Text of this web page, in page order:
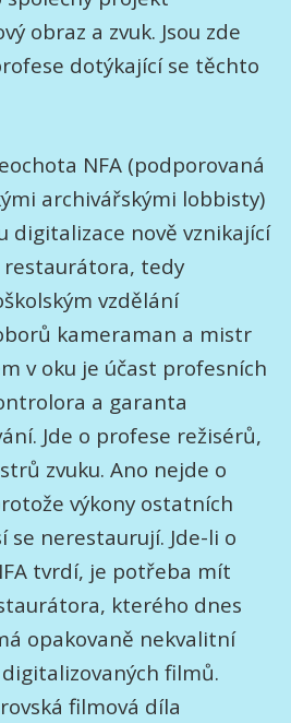
obraz a zvuk. Jsou zde
dotýkající se těchto
NFA (podporovaná
archivářskými lobbisty)
digitalizace nově vznikající
tedy
vzdělání
kameraman a mistr
v oku je účast profesních
a garanta
Jde o profese režisérů,
zvuku. Ano nejde o
výkony ostatních
se nerestaurují. Jde-li o
tvrdí, je potřeba mít
kterého dnes
opakovaně nekvalitní
filmů.
filmová díla